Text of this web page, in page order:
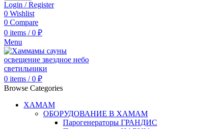
Login / Register
0 Wishlist
0 Compare
0 items / 0 ₽
Menu
0 items / 0 ₽
Browse Categories
ХАМАМ
ОБОРУДОВАНИЕ В ХАМАМ
Парогенераторы ГРАНДИС